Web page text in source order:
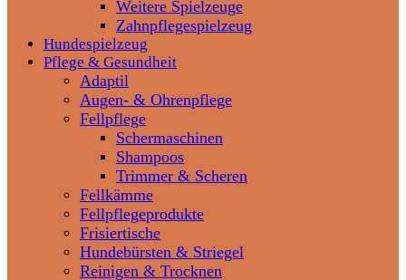
Weitere Spielzeuge
Zahnpflegespielzeug
Hundespielzeug
Pflege & Gesundheit
Adaptil
Augen- & Ohrenpflege
Fellpflege
Schermaschinen
Shampoos
Trimmer & Scheren
Fellkämme
Fellpflegeprodukte
Frisiertische
Hundebürsten & Striegel
Reinigen & Trocknen